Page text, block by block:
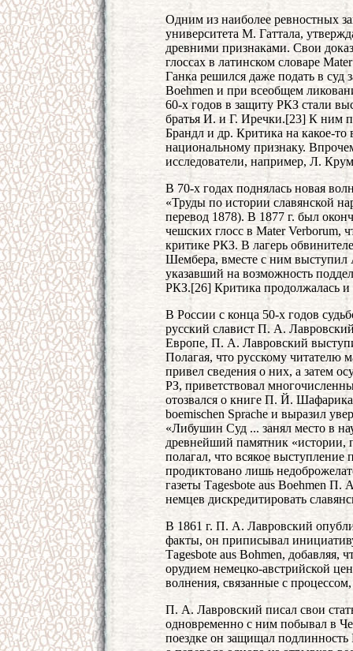
Одним из наиболее ревностных
университета М. Гаттала,
древними признаками. Свои
глоссах в латинском словаре
Ганка решился даже подать в суд
Boehmen и при всеобщем
60-х годов в защиту РКЗ стали
братья И. и Г. Иречки.[23] К ним
Брандл и др. Критика на какое-то
национальному признаку.
исследователи, например, Л.
В 70-х годах поднялась новая
«Труды по истории славянской
перевод 1878). В 1877 г. был
чешских глосс в Маter Verborum,
критике РКЗ. В лагерь
Шембера, вместе с ним
указавший на возможность
РКЗ.[26] Критика продолжалась
В России с конца 50-х годов
русский славист П. А.
Европе, П. А. Лавровский
Полагая, что русскому читателю
привел сведения о них, а затем
РЗ, приветствовал
отозвался о книге П. Й.
boemischen Sprache и выразил
«Либушин Суд ... занял место в
древнейший памятник «истории,
полагал, что всякое
продиктовано лишь
газеты Тagesbote aus Boehmen
немцев дискредитировать
В 1861 г. П. А. Лавровский
факты, он приписывал
Таgesbote aus Bohmen, добавляя,
орудием немецко-австрийской
волнения, связанные с
П. А. Лавровский писал свои
одновременно с ним побывал в
поездке он защищал